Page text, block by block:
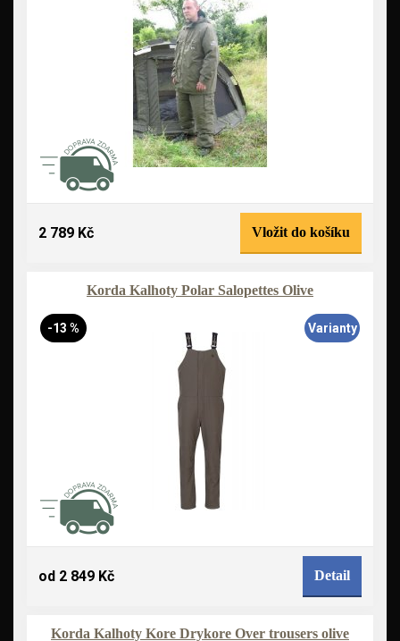
2 789 Kč Vložit do košíku
Korda Kalhoty Polar Salopettes Olive
-13 % Varianty
od 2 849 Kč Detail
Korda Kalhoty Kore Drykore Over trousers olive